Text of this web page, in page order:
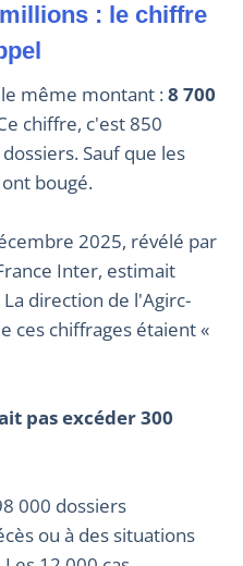
: le chiffre
même montant :8 700
chiffre, c'est 850
Sauf que les
bougé.
2025, révélé par
Inter, estimait
direction de l'Agirc-
ces chiffrages étaient «
pas excéder 300
000 dossiers
ou à des situations